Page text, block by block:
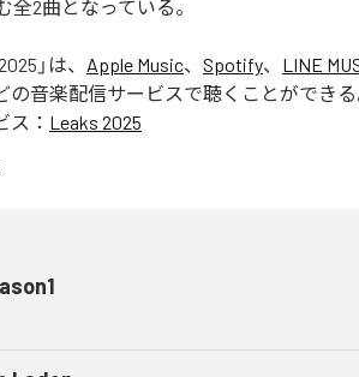
全2曲となっている。
」は、 Apple Music、 Spotify、 LINE
の音楽配信サービスで聴くことができる
ス： Leaks 2025